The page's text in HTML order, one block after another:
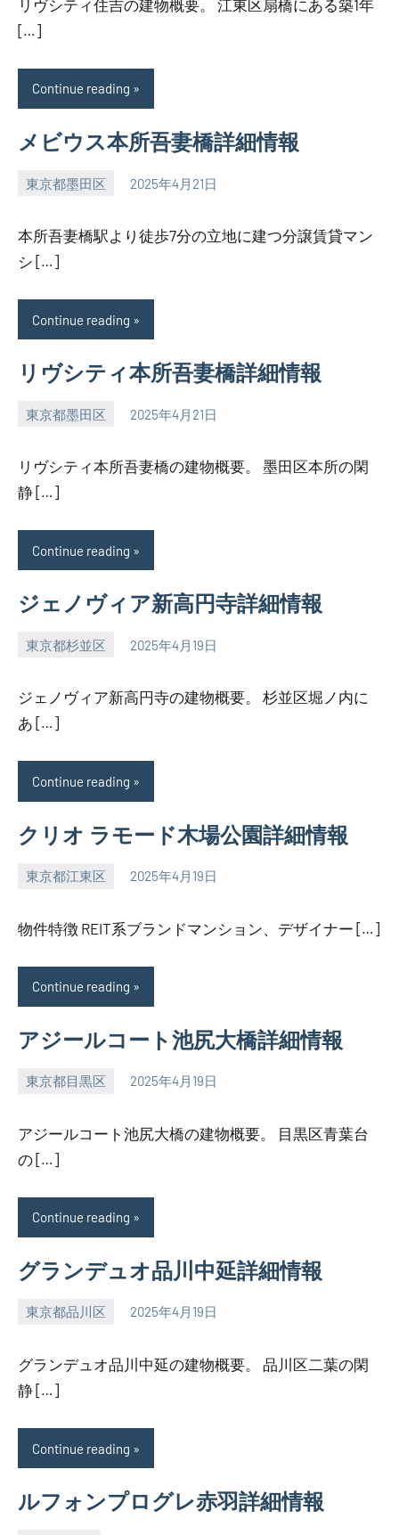
リヴシティ住吉の建物概要。 江東区扇橋にある築1年
[…]
Continue reading
メビウス本所吾妻橋詳細情報
東京都墨田区 2025年4月21日
SEZIMO
本所吾妻橋駅より徒歩7分の立地に建つ分譲賃貸マン
シ […]
Continue reading
リヴシティ本所吾妻橋詳細情報
東京都墨田区 2025年4月21日
SEZIMO
リヴシティ本所吾妻橋の建物概要。 墨田区本所の閑
静 […]
Continue reading
ジェノヴィア新高円寺詳細情報
東京都杉並区 2025年4月19日
SEZIMO
ジェノヴィア新高円寺の建物概要。 杉並区堀ノ内に
あ […]
Continue reading
クリオ ラモード木場公園詳細情報
東京都江東区 2025年4月19日
SEZIMO
物件特徴 REIT系ブランドマンション、デザイナー […]
Continue reading
アジールコート池尻大橋詳細情報
東京都目黒区 2025年4月19日
SEZIMO
アジールコート池尻大橋の建物概要。 目黒区青葉台
の […]
Continue reading
グランデュオ品川中延詳細情報
東京都品川区 2025年4月19日
SEZIMO
グランデュオ品川中延の建物概要。 品川区二葉の閑
静 […]
Continue reading
ルフォンプログレ赤羽詳細情報